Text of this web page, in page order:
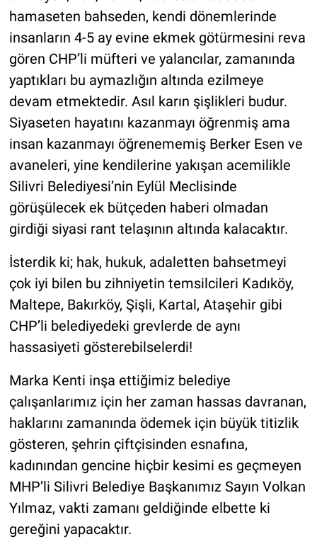
hamaseten bahseden, kendi dönemlerinde
insanların 4-5 ay evine ekmek götürmesini reva
gören CHP’li müfteri ve yalancılar, zamanında
yaptıkları bu aymazlığın altında ezilmeye
devam etmektedir. Asıl karın şişlikleri budur.
Siyaseten hayatını kazanmayı öğrenmiş ama
insan kazanmayı öğrenememiş Berker Esen ve
avaneleri, yine kendilerine yakışan acemilikle
Silivri Belediyesi’nin Eylül Meclisinde
görüşülecek ek bütçeden haberi olmadan
girdiği siyasi rant telaşının altında kalacaktır.
İsterdik ki; hak, hukuk, adaletten bahsetmeyi
çok iyi bilen bu zihniyetin temsilcileri Kadıköy,
Maltepe, Bakırköy, Şişli, Kartal, Ataşehir gibi
CHP’li belediyedeki grevlerde de aynı
hassasiyeti gösterebilselerdi!
Marka Kenti inşa ettiğimiz belediye
çalışanlarımız için her zaman hassas davranan,
haklarını zamanında ödemek için büyük titizlik
gösteren, şehrin çiftçisinden esnafına,
kadınından gencine hiçbir kesimi es geçmeyen
MHP’li Silivri Belediye Başkanımız Sayın Volkan
Yılmaz, vakti zamanı geldiğinde elbette ki
gereğini yapacaktır.